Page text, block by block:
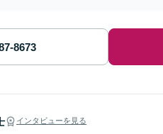
インタビューを見る